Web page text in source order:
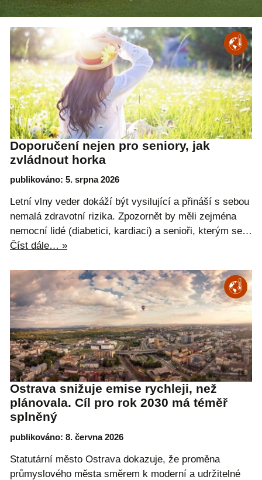
Doporučení nejen pro seniory, jak
zvládnout horka
publikováno: 5. srpna 2026
Letní vlny veder dokáží být vysilující a přináší s sebou
nemalá zdravotní rizika. Zpozornět by měli zejména
nemocní lidé (diabetici, kardiaci) a senioři, kterým se…
Číst dále… »
Ostrava snižuje emise rychleji, než
plánovala. Cíl pro rok 2030 má téměř
splněný
publikováno: 8. června 2026
Statutární město Ostrava dokazuje, že proměna
průmyslového města směrem k moderní a udržitelné